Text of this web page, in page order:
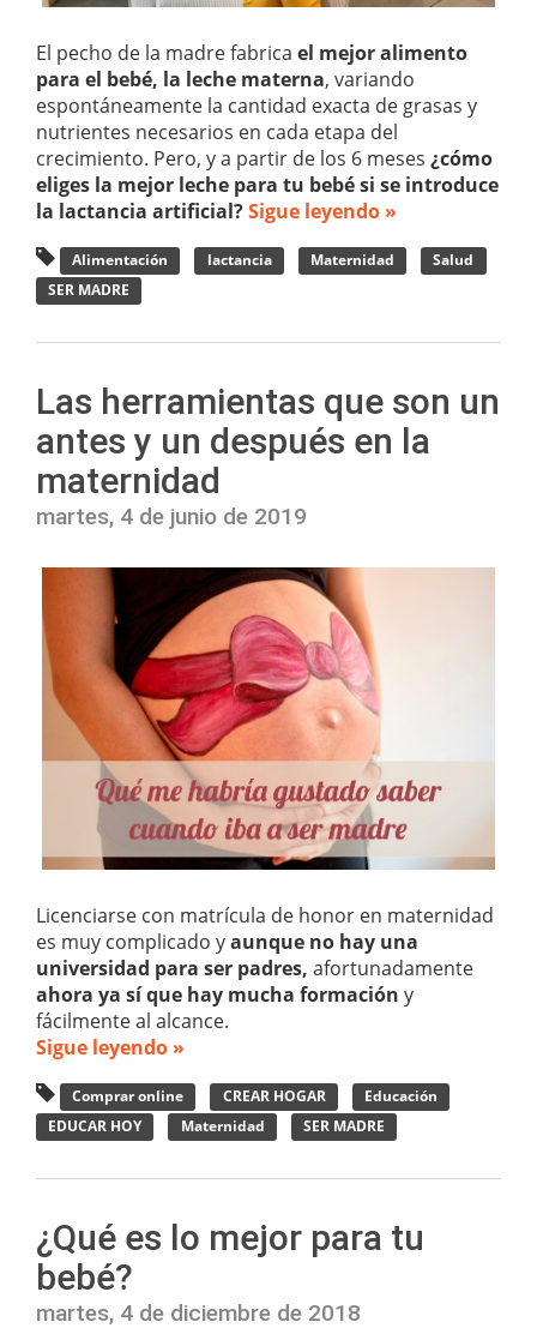
El pecho de la madre fabrica el mejor alimento
para el bebé, la leche materna, variando
espontáneamente la cantidad exacta de grasas y
nutrientes necesarios en cada etapa del
crecimiento. Pero, y a partir de los 6 meses ¿cómo
eliges la mejor leche para tu bebé si se introduce
la lactancia artificial?Sigue leyendo »
Alimentación lactancia Maternidad
Salud
SER MADRE
Las herramientas que son un
antes y un después en la
maternidad
martes, 4 de junio de 2019
Licenciarse con matrícula de honor en maternidad
es muy complicado yaunque no hay una
universidad para ser padres, afortunadamente
ahora ya sí que hay mucha formación y
fácilmente al alcance.
Sigue leyendo »
Comprar online CREAR HOGAR
Educación
EDUCAR HOY
Maternidad SER MADRE
¿Qué es lo mejor para tu
bebé?
martes, 4 de diciembre de 2018